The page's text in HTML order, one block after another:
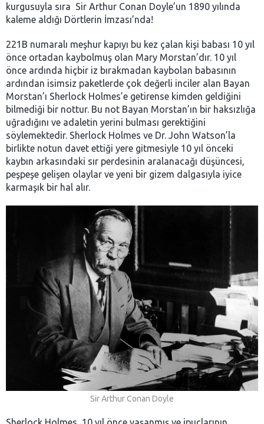
kurgusuyla sıra Sir Arthur Conan Doyle’un 1890 yılında
kaleme aldığı Dörtlerin İmzası’nda!
221B numaralı meşhur kapıyı bu kez çalan kişi babası 10 yıl
önce ortadan kaybolmuş olan Mary Morstan’dır. 10 yıl
önce ardında hiçbir iz bırakmadan kaybolan babasının
ardından isimsiz paketlerde çok değerli inciler alan Bayan
Morstan’ı Sherlock Holmes’e getirense kimden geldiğini
bilmediği bir nottur. Bu not Bayan Morstan’ın bir haksızlığa
uğradığını ve adaletin yerini bulması gerektiğini
söylemektedir. Sherlock Holmes ve Dr. John Watson’la
birlikte notun davet ettiği yere gitmesiyle 10 yıl önceki
kaybın arkasındaki sır perdesinin aralanacağı düşüncesi,
peşpeşe gelişen olaylar ve yeni bir gizem dalgasıyla iyice
karmaşık bir hal alır.
Sir Arthur Conan Doyle